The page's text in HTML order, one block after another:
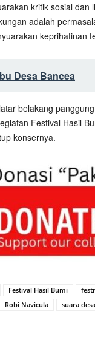
kritik sosial
adalah
keprihatinan
Desa Bancea
belakang
Festival Hasil
konsernya.
Festival Hasil Bumi
Robi Navicula suara desa